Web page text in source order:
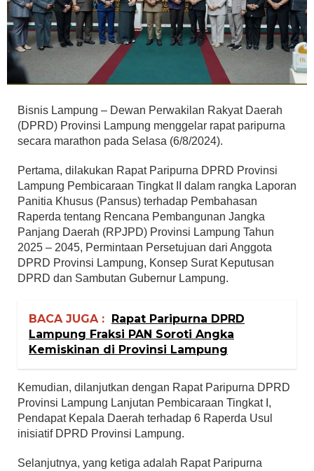
Bisnis Lampung – Dewan Perwakilan Rakyat Daerah
(DPRD) Provinsi Lampung menggelar rapat paripurna
secara marathon pada Selasa (6/8/2024).
Pertama, dilakukan Rapat Paripurna DPRD Provinsi
Lampung Pembicaraan Tingkat II dalam rangka Laporan
Panitia Khusus (Pansus) terhadap Pembahasan
Raperda tentang Rencana Pembangunan Jangka
Panjang Daerah (RPJPD) Provinsi Lampung Tahun
2025 – 2045, Permintaan Persetujuan dari Anggota
DPRD Provinsi Lampung, Konsep Surat Keputusan
DPRD dan Sambutan Gubernur Lampung.
BACA JUGA : Rapat Paripurna DPRD
Lampung Fraksi PAN Soroti Angka
Kemiskinan di Provinsi Lampung
Kemudian, dilanjutkan dengan Rapat Paripurna DPRD
Provinsi Lampung Lanjutan Pembicaraan Tingkat I,
Pendapat Kepala Daerah terhadap 6 Raperda Usul
inisiatif DPRD Provinsi Lampung.
Selanjutnya, yang ketiga adalah Rapat Paripurna